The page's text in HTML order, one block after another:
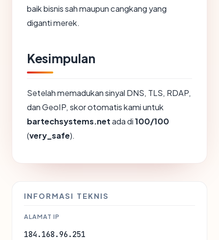
baik bisnis sah maupun cangkang yang
diganti merek.
Kesimpulan
Setelah memadukan sinyal DNS, TLS, RDAP,
dan GeoIP, skor otomatis kami untuk
bartechsystems.netada di100/100
(very_safe).
INFORMASI TEKNIS
ALAMAT IP
184.168.96.251